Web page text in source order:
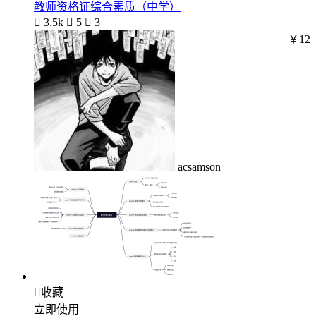
教师资格证综合素质（中学）
 3.5k  5  3
acsamson
￥12
收藏
立即使用